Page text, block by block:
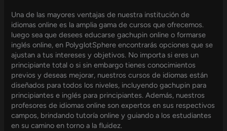
Una de las mayores ventajas de nuestra institución de
idiomas online es la amplia gama de cursos que ofrecemos.
luego sea que desees educarse gachupin online o formarse
inglés online, en PolyglotSphere encontrarás opciones que se
ajustan a tus intereses y objetivos. No importa si eres un
principiante total o si sin embargo tienes conocimientos
previos y deseas mejorar, nuestros cursos de idiomas están
diseñados para todos los niveles, incluyendo gachupin para
principiantes e inglés para principiantes. Además, nuestros
profesores de idiomas online son expertos en sus respectivos
campos, brindando tutoría online y guiando a los estudiantes
en su camino en torno a la fluidez.